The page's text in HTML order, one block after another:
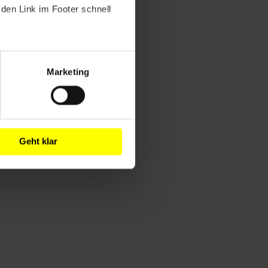
Link im Footer schnell
Marketing
Geht klar